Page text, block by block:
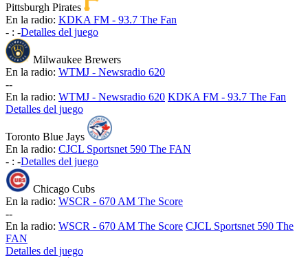
Pittsburgh Pirates
En la radio: KDKA FM - 93.7 The Fan
- : -Detalles del juego
Milwaukee Brewers
En la radio: WTMJ - Newsradio 620
--
En la radio: WTMJ - Newsradio 620 KDKA FM - 93.7 The Fan
Detalles del juego
Toronto Blue Jays
En la radio: CJCL Sportsnet 590 The FAN
- : -Detalles del juego
Chicago Cubs
En la radio: WSCR - 670 AM The Score
--
En la radio: WSCR - 670 AM The Score CJCL Sportsnet 590 The
FAN
Detalles del juego